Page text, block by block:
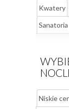
Kwatery
Sanatoria
Niskie